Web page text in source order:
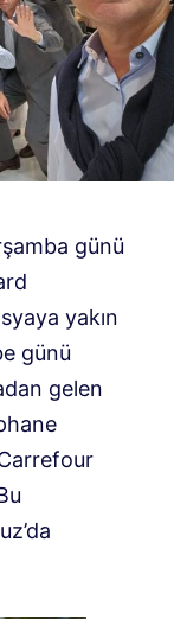
günü
yakın
günü
gelen